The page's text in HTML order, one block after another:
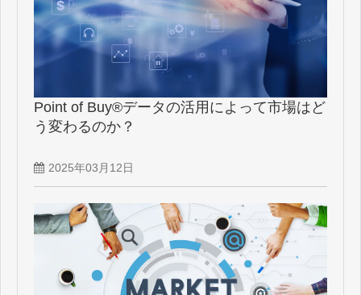
よくあるご質問
資料ダウンロード一覧
会社概要
Point of Buy®データの活用によって市場はど
う変わるのか？
2025年03月12日